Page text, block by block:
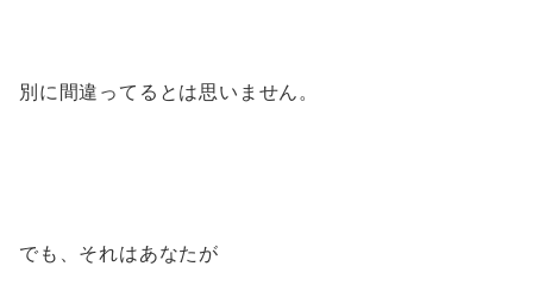
別に間違ってるとは思いません。
でも、それはあなたが